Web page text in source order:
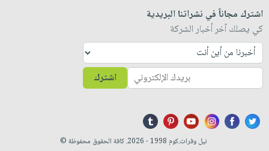
اشترك مجاناً في نشراتنا البريدية
كي يصلك آخر أخبار الشركة
اشترك
نيل وفرات.كوم 1998 - 2026. كافة الحقوق محفوظة ©